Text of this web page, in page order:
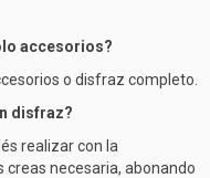
accesorios?
o disfraz completo.
disfraz?
realizar con la
creas necesaria, abonando